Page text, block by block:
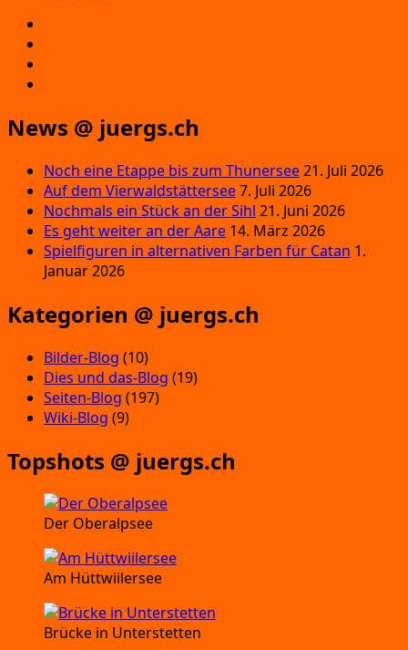
News @ juergs.ch
Noch eine Etappe bis zum Thunersee21. Juli 2026
Auf dem Vierwaldstättersee7. Juli 2026
Nochmals ein Stück an der Sihl 21. Juni 2026
Es geht weiter an der Aare 14. März 2026
Spielfiguren in alternativen Farben für Catan 1.
Januar 2026
Kategorien @ juergs.ch
Bilder-Blog (10)
Dies und das-Blog (19)
Seiten-Blog (197)
Wiki-Blog (9)
Topshots @ juergs.ch
Der Oberalpsee
Am Hüttwiilersee
Brücke in Unterstetten